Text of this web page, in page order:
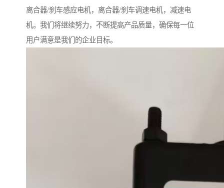
离合器/刹车感应电机，离合器/刹车调速电机，减速电
机。我们将继续努力，不断提高产品质量，确保每一位
用户满意是我们的企业目标。